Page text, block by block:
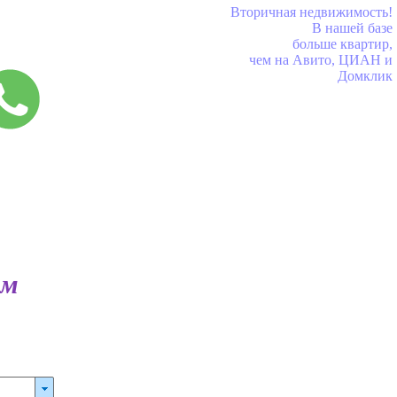
Вторичная недвижимость!
В нашей базе
больше квартир,
чем на Авито, ЦИАН и
Домклик